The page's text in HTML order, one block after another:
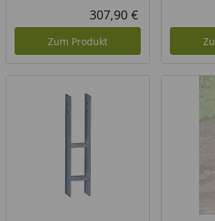
Aktueller Preis
307,90 €
Zum Produkt